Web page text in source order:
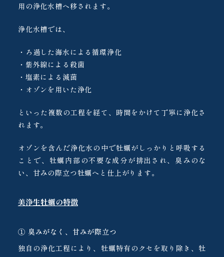
用の浄化水槽へ移されます。
浄化水槽では、
・ろ過した海水による循環浄化
・紫外線による殺菌
・塩素による減菌
・オゾンを用いた浄化
といった複数の工程を経て、時間をかけて丁寧に浄化さ
れます。
オゾンを含んだ浄化水の中で牡蠣がしっかりと呼吸する
ことで、牡蠣内部の不要な成分が排出され、臭みのな
い、甘みの際立つ牡蠣へと仕上がります。
美浄生牡蠣の特徴
① 臭みがなく、甘みが際立つ
独自の浄化工程により、牡蠣特有のクセを取り除き、牡